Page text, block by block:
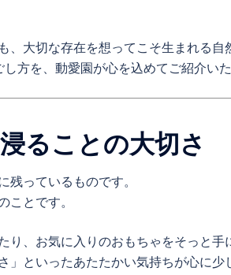
大切な存在を想ってこそ生まれる自
方を、動愛園が心を込めてご紹介いた
ることの大切さ
残っているものです。
ことです。
り、お気に入りのおもちゃをそっと手
といったあたたかい気持ちが心に少